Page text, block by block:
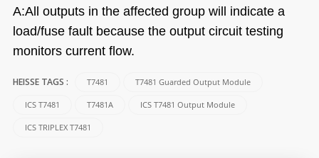
A:All outputs in the affected group will indicate a
load/fuse fault because the output circuit testing
monitors current flow.
HEISSE TAGS : T7481 T7481 Guarded Output Module
ICS T7481 T7481A ICS T7481 Output Module
ICS TRIPLEX T7481